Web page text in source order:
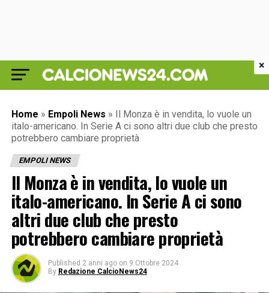
Home » Empoli News » Il Monza è in vendita, lo vuole un
italo-americano. In Serie A ci sono altri due club che presto
potrebbero cambiare proprietà
EMPOLI NEWS
Il Monza è in vendita, lo vuole un
italo-americano. In Serie A ci sono
altri due club che presto
potrebbero cambiare proprietà
Published 2 anni ago on 9 Ottobre 2024
By Redazione CalcioNews24
×